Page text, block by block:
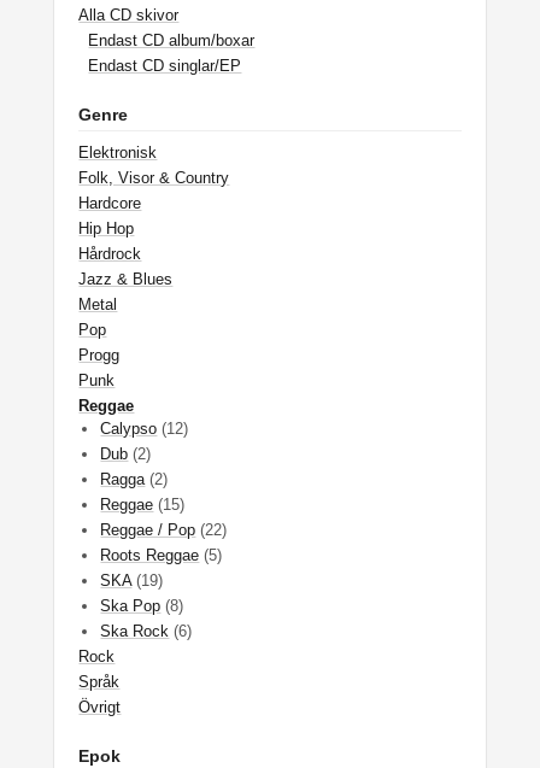
Alla CD skivor
Endast CD album/boxar
Endast CD singlar/EP
Genre
Elektronisk
Folk, Visor & Country
Hardcore
Hip Hop
Hårdrock
Jazz & Blues
Metal
Pop
Progg
Punk
Reggae
Calypso (12)
Dub (2)
Ragga(2)
Reggae (15)
Reggae / Pop (22)
Roots Reggae (5)
SKA(19)
Ska Pop (8)
Ska Rock (6)
Rock
Språk
Övrigt
Epok